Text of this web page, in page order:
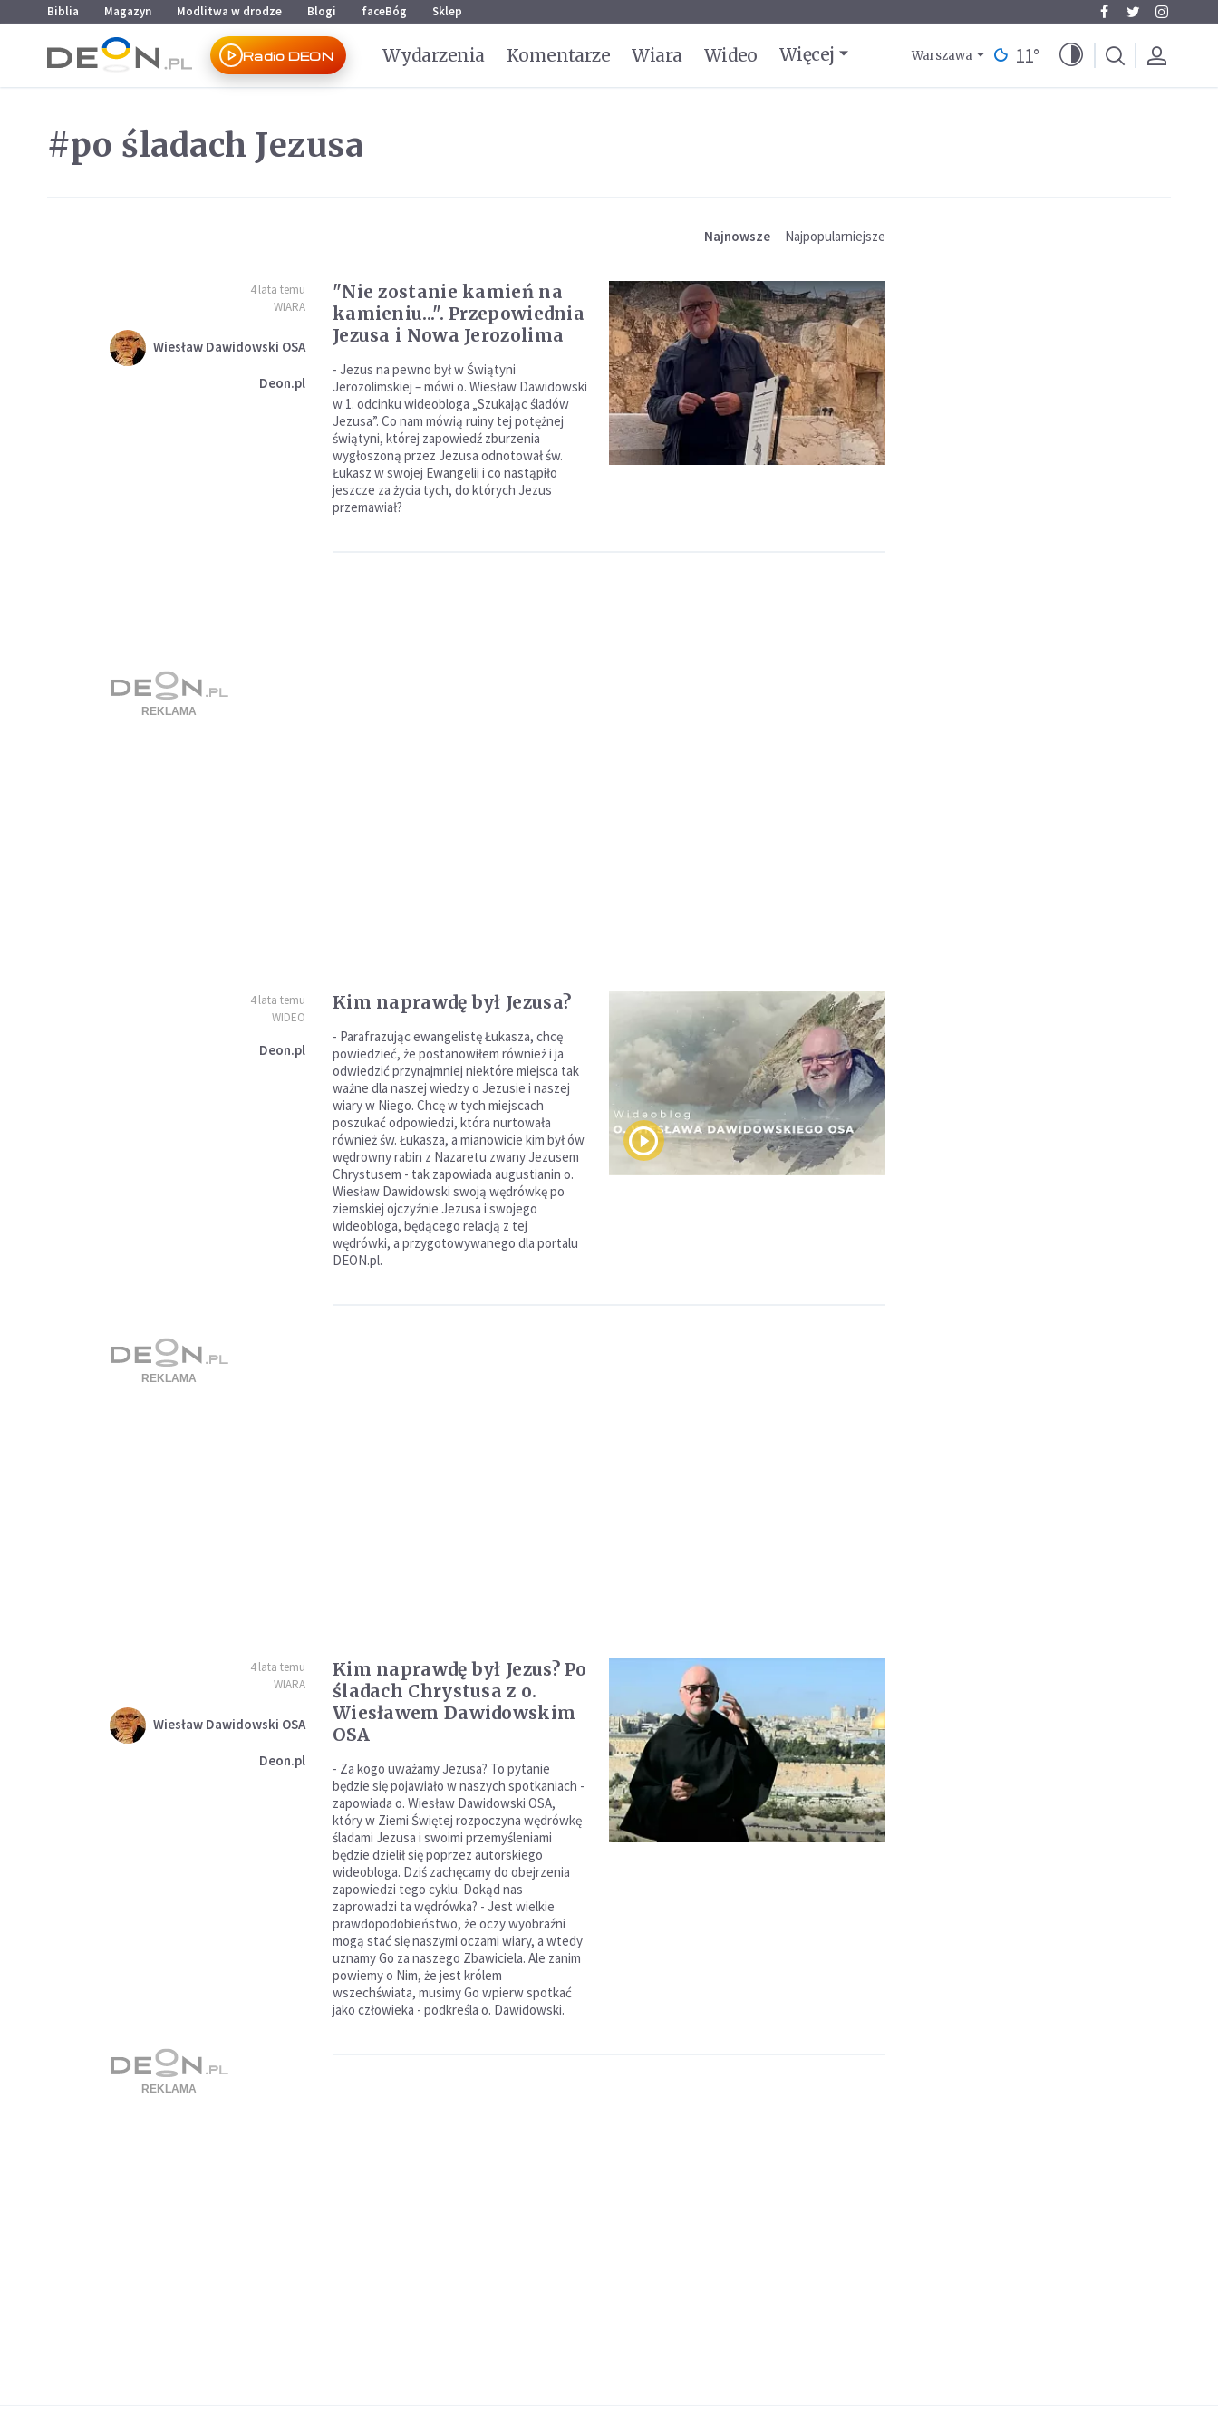
Przejdź do menu głównego
Przejdź do treści
Biblia Magazyn Modlitwa w drodze Blogi faceBóg Sklep
Radio DEON Wydarzenia Komentarze Wiara Wideo Więcej Warszawa 11°
#po śladach Jezusa
Najnowsze Najpopularniejsze
4 lata temu
WIARA
Wiesław Dawidowski OSA
Deon.pl
"Nie zostanie kamień na
kamieniu...". Przepowiednia
Jezusa i Nowa Jerozolima
- Jezus na pewno był w Świątyni
Jerozolimskiej – mówi o. Wiesław Dawidowski
w 1. odcinku wideobloga „Szukając śladów
Jezusa”. Co nam mówią ruiny tej potężnej
świątyni, której zapowiedź zburzenia
wygłoszoną przez Jezusa odnotował św.
Łukasz w swojej Ewangelii i co nastąpiło
jeszcze za życia tych, do których Jezus
przemawiał?
4 lata temu
WIDEO
Deon.pl
Kim naprawdę był Jezusa?
- Parafrazując ewangelistę Łukasza, chcę
powiedzieć, że postanowiłem również i ja
odwiedzić przynajmniej niektóre miejsca tak
ważne dla naszej wiedzy o Jezusie i naszej
wiary w Niego. Chcę w tych miejscach
poszukać odpowiedzi, która nurtowała
również św. Łukasza, a mianowicie kim był ów
wędrowny rabin z Nazaretu zwany Jezusem
Chrystusem - tak zapowiada augustianin o.
Wiesław Dawidowski swoją wędrówkę po
ziemskiej ojczyźnie Jezusa i swojego
wideobloga, będącego relacją z tej
wędrówki, a przygotowywanego dla portalu
DEON.pl.
4 lata temu
WIARA
Wiesław Dawidowski OSA
Deon.pl
Kim naprawdę był Jezus? Po
śladach Chrystusa z o.
Wiesławem Dawidowskim
OSA
- Za kogo uważamy Jezusa? To pytanie
będzie się pojawiało w naszych spotkaniach -
zapowiada o. Wiesław Dawidowski OSA,
który w Ziemi Świętej rozpoczyna wędrówkę
śladami Jezusa i swoimi przemyśleniami
będzie dzielił się poprzez autorskiego
wideobloga. Dziś zachęcamy do obejrzenia
zapowiedzi tego cyklu. Dokąd nas
zaprowadzi ta wędrówka? - Jest wielkie
prawdopodobieństwo, że oczy wyobraźni
mogą stać się naszymi oczami wiary, a wtedy
uznamy Go za naszego Zbawiciela. Ale zanim
powiemy o Nim, że jest królem
wszechświata, musimy Go wpierw spotkać
jako człowieka - podkreśla o. Dawidowski.